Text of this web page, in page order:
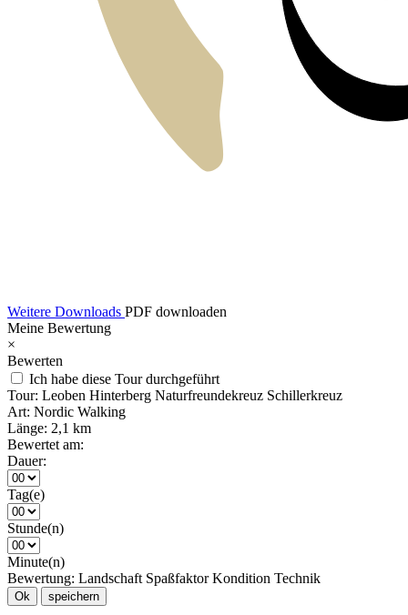
Weitere Downloads PDF downloaden
Meine Bewertung
×
Bewerten
Ich habe diese Tour durchgeführt
Tour: Leoben Hinterberg Naturfreundekreuz Schillerkreuz
Art: Nordic Walking
Länge: 2,1 km
Bewertet am:
Dauer:
Tag(e)
Stunde(n)
Minute(n)
Bewertung: Landschaft Spaßfaktor Kondition Technik
Ok speichern